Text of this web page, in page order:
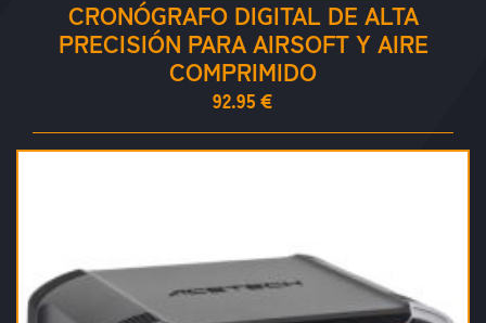
CRONÓGRAFO DIGITAL DE ALTA
PRECISIÓN PARA AIRSOFT Y AIRE
COMPRIMIDO
92.95 €